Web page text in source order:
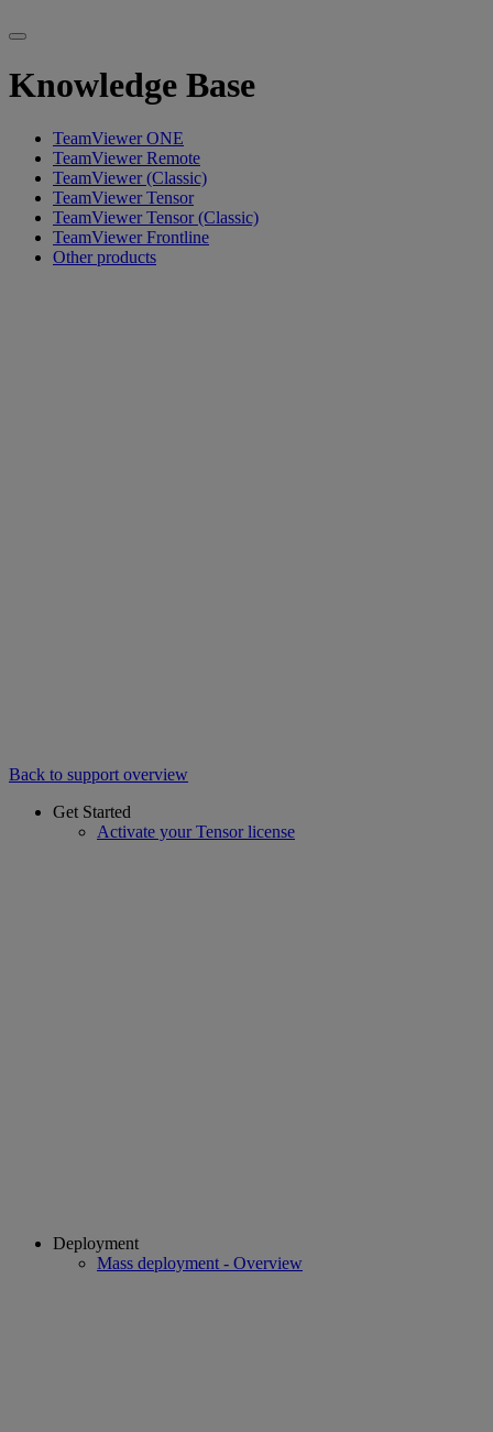
Knowledge Base
TeamViewer ONE
TeamViewer Remote
TeamViewer (Classic)
TeamViewer Tensor
TeamViewer Tensor (Classic)
TeamViewer Frontline
Other products
Back to support overview
Get Started
Activate your Tensor license
Deployment
Mass deployment - Overview